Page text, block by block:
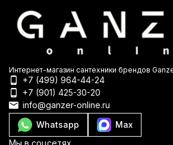
Интернет-магазин сантехники брендов
+7 (499) 964-44-24
+7 (901) 425-30-20
info@ganzer-online.ru
Whatsapp
Max
Мы в соцсетях